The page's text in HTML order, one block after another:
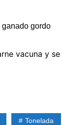
vacuna y
Tonelada